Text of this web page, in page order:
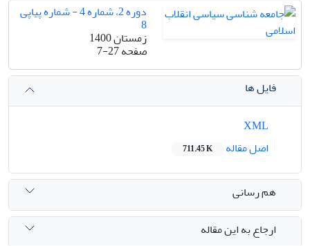
دوره 2، شماره 4 - شماره پیاپی
8
زمستان 1400
صفحه7-27
فایل ها
اصل مقاله
711.45 K
هم رسانی
ارجاع به این مقاله